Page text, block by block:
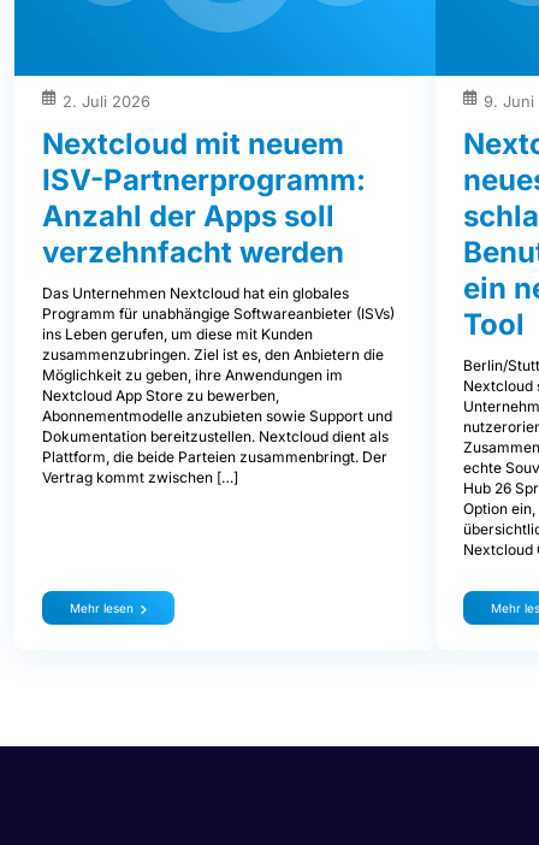
2. Juli 2026
Nextcloud mit neuem
ISV-Partnerprogramm:
Anzahl der Apps soll
verzehnfacht werden
Das Unternehmen Nextcloud hat ein globales
Programm für unabhängige Softwareanbieter (ISVs)
ins Leben gerufen, um diese mit Kunden
zusammenzubringen. Ziel ist es, den Anbietern die
Möglichkeit zu geben, ihre Anwendungen im
Nextcloud App Store zu bewerben,
Abonnementmodelle anzubieten sowie Support und
Dokumentation bereitzustellen. Nextcloud dient als
Plattform, die beide Parteien zusammenbringt. Der
Vertrag kommt zwischen […]
Mehr lesen
9. Juni
ein
Tool
Berlin/
Nextcloud
echte
Hub 26
Option
Nextcloud
Mehr